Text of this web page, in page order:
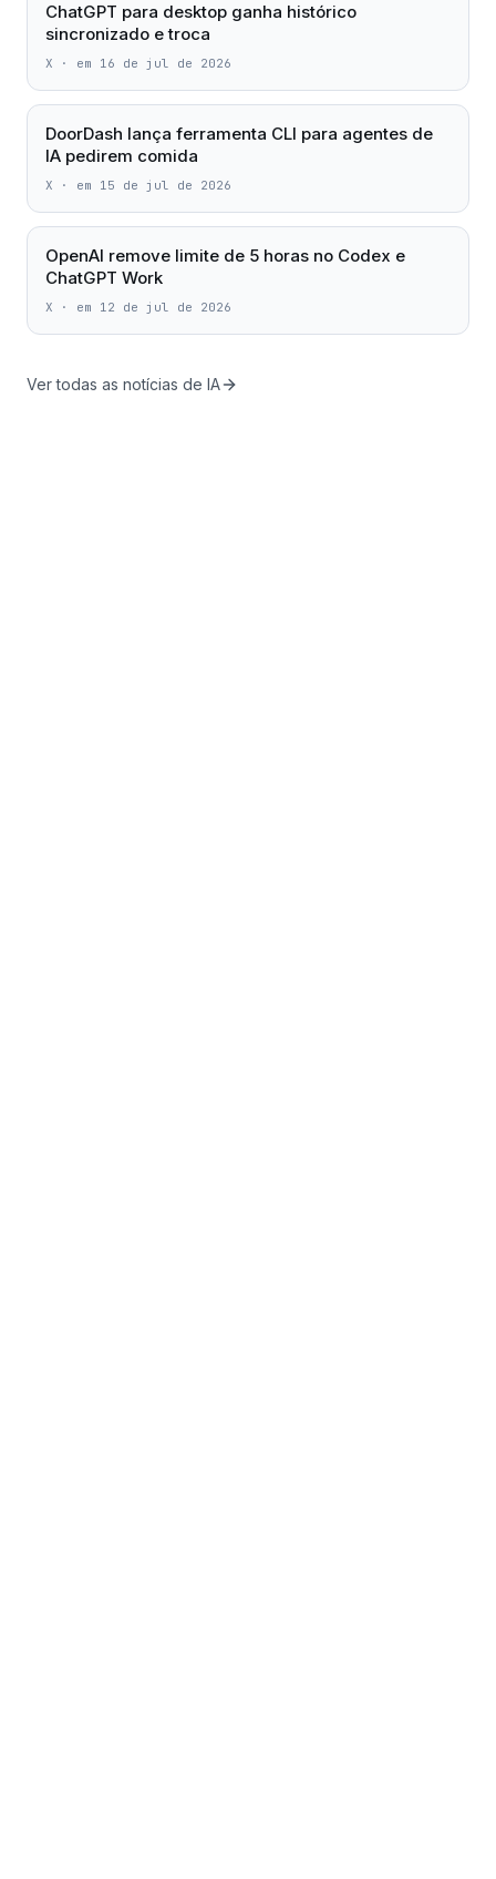
ChatGPT para desktop ganha histórico
sincronizado e troca
X · em 16 de jul de 2026
DoorDash lança ferramenta CLI para agentes de
IA pedirem comida
X · em 15 de jul de 2026
OpenAI remove limite de 5 horas no Codex e
ChatGPT Work
X · em 12 de jul de 2026
Ver todas as notícias de IA